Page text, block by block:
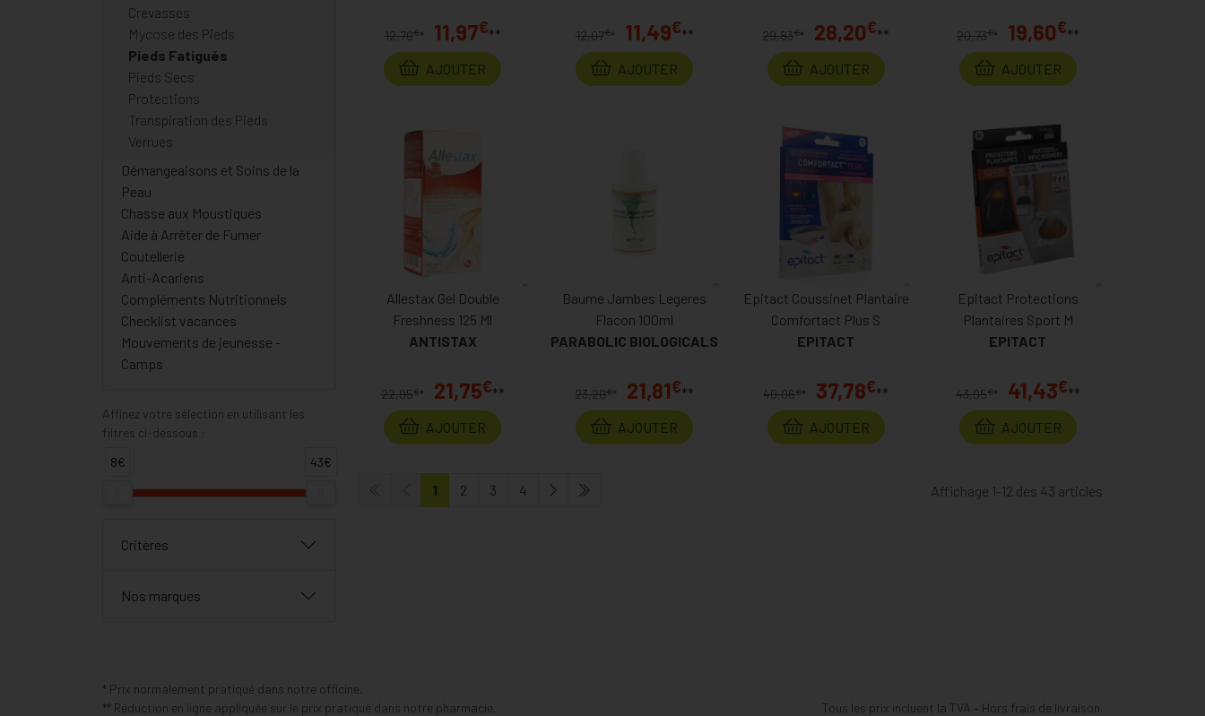
12,70€* 11,97€**
AJOUTER
12,07€ * 11,49€**
AJOUTER
29,83€* 28,20€**
AJOUTER
20,73€ * 19,60€**
AJOUTER
Allestax Gel Double
Freshness 125 Ml
ANTISTAX
22,95€* 21,75€**
AJOUTER
Baume Jambes Legeres
Flacon 100ml
PARABOLIC BIOLOGICALS
23,20€* 21,81€**
AJOUTER
Epitact Coussinet Plantaire
Comfortact Plus S
EPITACT
40,06€* 37,78€**
AJOUTER
Epitact Protections
Plantaires Sport M
EPITACT
43,95€ * 41,43€**
AJOUTER
Affichage 1-12 des 43 articles
1 2 3 4
Crevasses
Mycose des Pieds
Pieds Fatigués
Pieds Secs
Protections
Transpiration des Pieds
Verrues
Démangeaisons et Soins de la
Peau
Chasse aux Moustiques
Aide à Arrêter de Fumer
Coutellerie
Anti-Acariens
Compléments Nutritionnels
Checklist vacances
Mouvements de jeunesse -
Camps
Affinez votre sélection en utilisant les
filtres ci-dessous :
8€
43€
Critères
Nos marques
* Prix normalement pratiqué dans notre officine.
** Réduction en ligne appliquée sur le prix pratiqué dans notre pharmacie.
Tous les prix incluent la TVA – Hors frais de livraison.